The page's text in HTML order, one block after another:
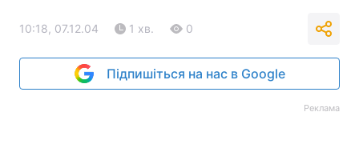
10:18, 07.12.04 1 хв. 0
Підпишіться на нас в Google
Реклама